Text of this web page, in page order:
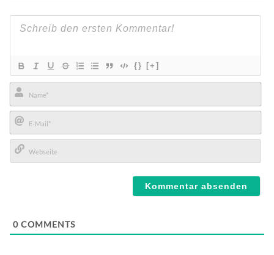
{} [+]
Name*
E-
Mail*
0 COMMENTS